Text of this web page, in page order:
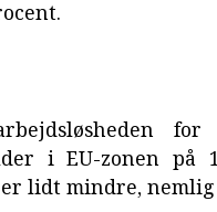
i EU-zonen på
lidt mindre, nemlig